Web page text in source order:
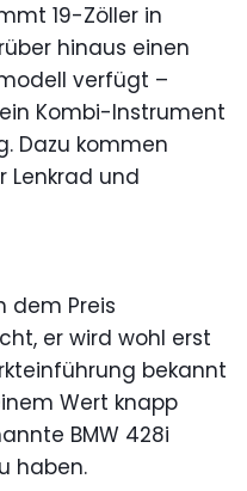
19-Zöller in
hinaus einen
verfügt –
Kombi-Instrument
Dazu kommen
Lenkrad und
dem Preis
er wird wohl erst
bekannt
Wert knapp
BMW 428i
haben.